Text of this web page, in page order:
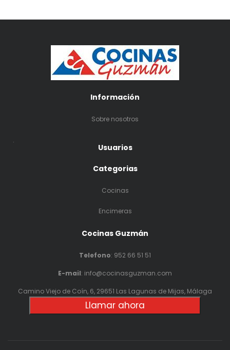
Información
Sobre nosotros
.
Usuarios
Categorias
Cocinas
Encimeras
Cocinas Guzmán
Telefono: 952 66 51 51
E-mail: info@cocinasguzman.com
Camino Viejo de Coín, 6, 29651 Las Lagunas de Mijas, Málaga
Llamar ahora